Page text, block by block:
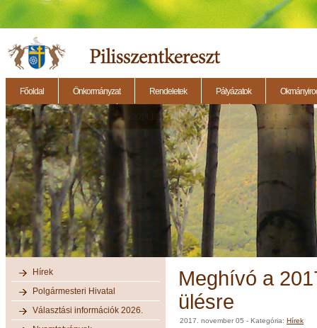
Főoldal Önkormányzat Rendeletek Pályázatok
2014.11.27. - Testületi ülés 2014.12.28. - Testületi ülés 2014.11.13. - Testületi
Hírek
Polgármesteri Hivatal
Választási információk 2026.
Meghívó a
ülésre
2017. november 05 - Kategória: Hírek